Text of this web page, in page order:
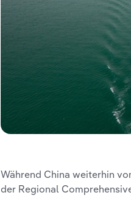
Während China weiterhin
der Regional